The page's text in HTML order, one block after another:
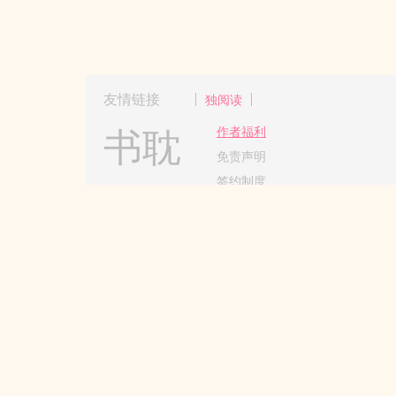
友情链接 独阅读
书耽
作者福利
免责声明
签约制度